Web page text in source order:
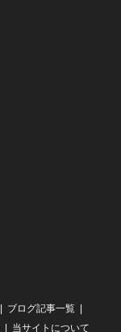
ブログ記事一覧
当サイトについて